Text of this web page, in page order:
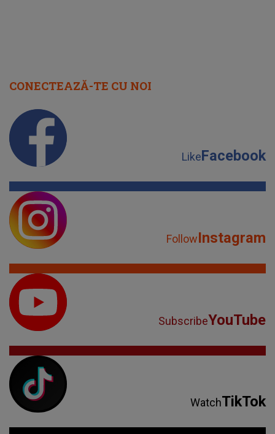
CONECTEAZĂ-TE CU NOI
LikeFacebook
FollowInstagram
SubscribeYouTube
WatchTikTok